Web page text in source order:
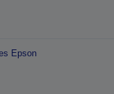
Epson